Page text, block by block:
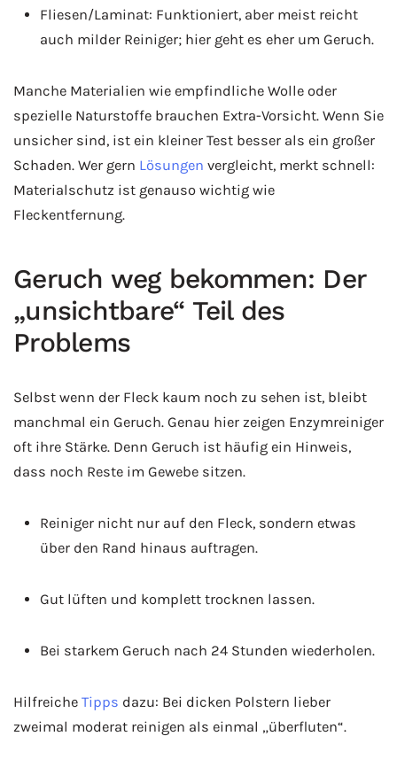
Fliesen/Laminat: Funktioniert, aber meist reicht
auch milder Reiniger; hier geht es eher um Geruch.
Manche Materialien wie empfindliche Wolle oder
spezielle Naturstoffe brauchen Extra-Vorsicht. Wenn Sie
unsicher sind, ist ein kleiner Test besser als ein großer
Schaden. Wer gern Lösungen vergleicht, merkt schnell:
Materialschutz ist genauso wichtig wie
Fleckentfernung.
Geruch weg bekommen: Der
„unsichtbare“ Teil des
Problems
Selbst wenn der Fleck kaum noch zu sehen ist, bleibt
manchmal ein Geruch. Genau hier zeigen Enzymreiniger
oft ihre Stärke. Denn Geruch ist häufig ein Hinweis,
dass noch Reste im Gewebe sitzen.
Reiniger nicht nur auf den Fleck, sondern etwas
über den Rand hinaus auftragen.
Gut lüften und komplett trocknen lassen.
Bei starkem Geruch nach 24 Stunden wiederholen.
Hilfreiche Tipps dazu: Bei dicken Polstern lieber
zweimal moderat reinigen als einmal „überfluten“.